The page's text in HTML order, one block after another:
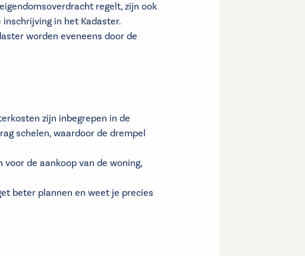
regelt, zijn ook
in het Kadaster.
worden eveneens door de
zijn inbegrepen in de
schelen, waardoor de drempel
de aankoop van de woning,
beter plannen en weet je precies